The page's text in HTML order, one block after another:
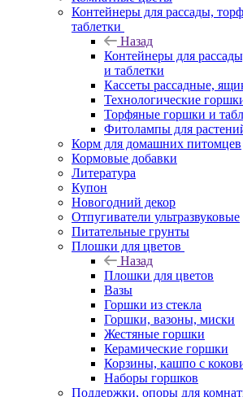
Контейнеры для рассады,
таблетки
Назад
Контейнеры для
и таблетки
Кассеты рассадные,
Технологические
Торфяные горшки и
Фитолампы для
Корм для домашних питомцев
Кормовые добавки
Литература
Купон
Новогодний декор
Отпугиватели ультразвуковые
Питательные грунты
Плошки для цветов
Назад
Плошки для цветов
Вазы
Горшки из стекла
Горшки, вазоны, миски
Жестяные горшки
Керамические горшки
Корзины, кашпо с
Наборы горшков
Поддержки, опоры для